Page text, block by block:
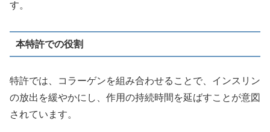
す。
本特許での役割
特許では、コラーゲンを組み合わせることで、インスリン
の放出を緩やかにし、作用の持続時間を延ばすことが意図
されています。